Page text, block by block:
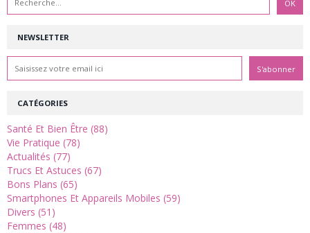
NEWSLETTER
CATÉGORIES
Santé Et Bien Être (88)
Vie Pratique (78)
Actualités (77)
Trucs Et Astuces (67)
Bons Plans (65)
Smartphones Et Appareils Mobiles (59)
Divers (51)
Femmes (48)